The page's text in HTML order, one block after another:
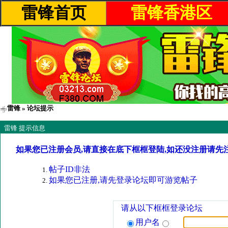
雷锋首页 雷锋香港区
雷锋 » 论坛提示
雷锋 提示信息
如果您已注册会员,请直接在底下框框登陆,如还没注册请先
帖子ID非法
如果您已注册,请先登录论坛即可游览帖子
请从以下框框登录论坛
用户名